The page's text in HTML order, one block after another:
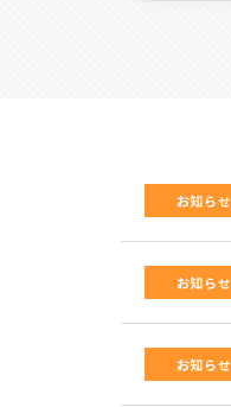
お知らせ
お知らせ
お知らせ